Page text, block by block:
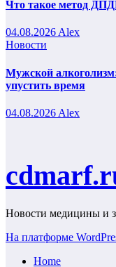
Что такое метод
04.08.2026 Alex
Новости
Мужской
упустить время
04.08.2026 Alex
Новости медицины и
На платформе
Home